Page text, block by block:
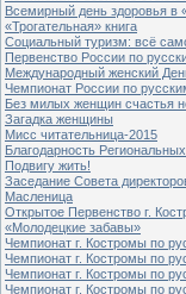
Всемирный день здоровья в
«Трогательная» книга
Социальный туризм: всё
Первенство России по
Международный женский
Чемпионат России по
Без милых женщин счастья
Загадка женщины
Мисс читательница-2015
Благодарность
Подвигу жить!
Заседание Совета
Масленица
Открытое Первенство г.
«Молодецкие забавы»
Чемпионат г. Костромы по
Чемпионат г. Костромы по
Чемпионат г. Костромы по
Чемпионат г. Костромы по